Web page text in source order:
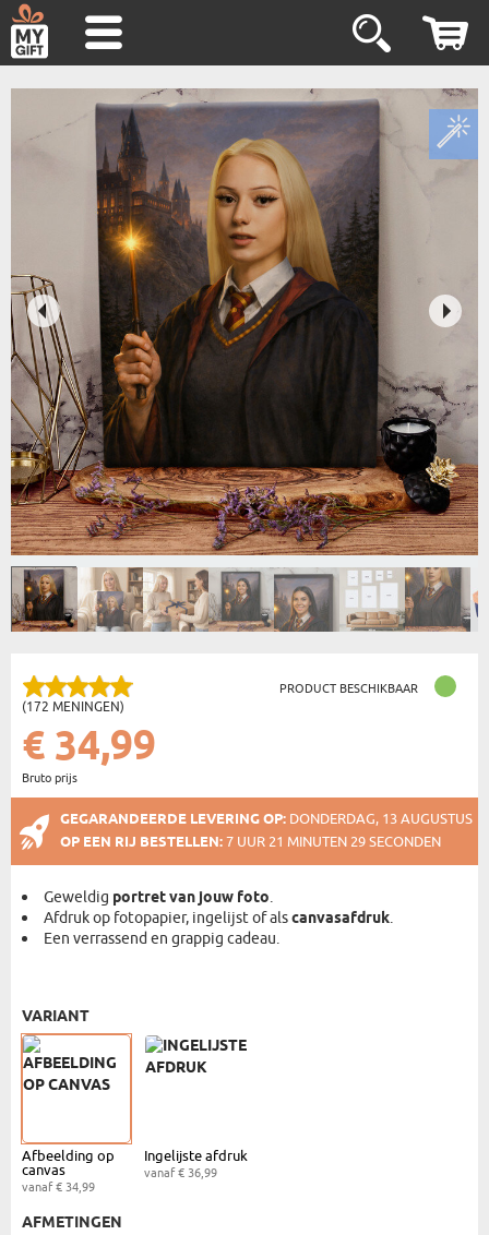
(172 MENINGEN)
PRODUCT BESCHIKBAAR
€ 34,99
Bruto prijs
GEGARANDEERDE LEVERING OP: DONDERDAG, 13 AUGUSTUS
OP EEN RIJ BESTELLEN:7 UUR 21 MINUTEN 28 SECONDEN
Geweldig portret van jouw foto.
Afdruk op fotopapier, ingelijst of alscanvasafdruk.
Een verrassend en grappig cadeau.
VARIANT
Afbeelding op
canvas
vanaf € 34,99
Ingelijste afdruk
vanaf € 36,99
AFMETINGEN